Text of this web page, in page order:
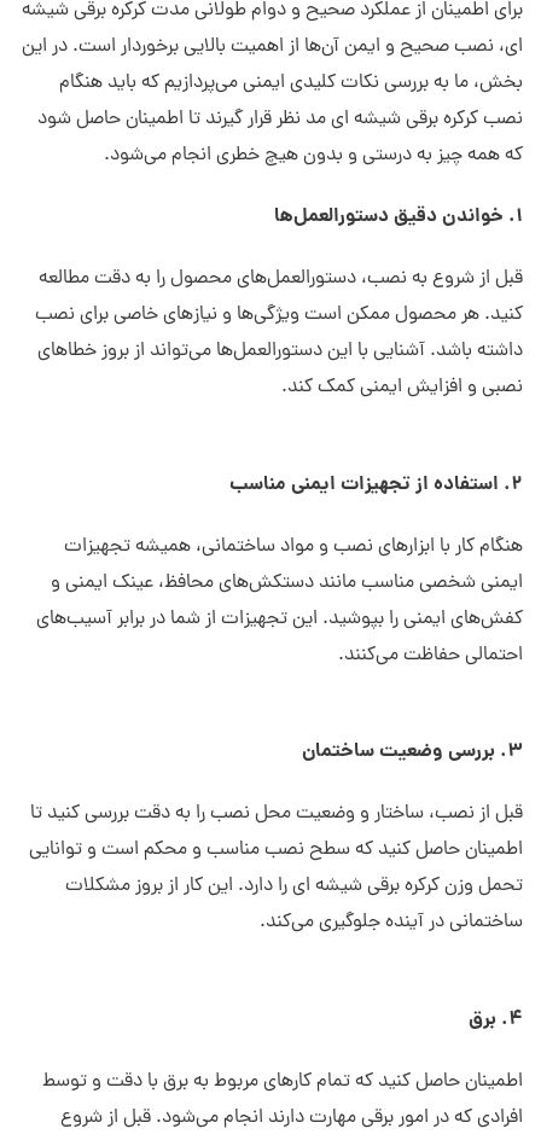
برای اطمینان از عملکرد صحیح و دوام طولانی مدت کرکره برقی شیشه
ای، نصب صحیح و ایمن آن‌ها از اهمیت بالایی برخوردار است. در این
بخش، ما به بررسی نکات کلیدی ایمنی می‌پردازیم که باید هنگام
نصب کرکره برقی شیشه ای مد نظر قرار گیرند تا اطمینان حاصل شود
که همه چیز به درستی و بدون هیچ خطری انجام می‌شود.
1. خواندن دقیق دستورالعمل‌ها
قبل از شروع به نصب، دستورالعمل‌های محصول را به دقت مطالعه
کنید. هر محصول ممکن است ویژگی‌ها و نیازهای خاصی برای نصب
داشته باشد. آشنایی با این دستورالعمل‌ها می‌تواند از بروز خطاهای
نصبی و افزایش ایمنی کمک کند.
2. استفاده از تجهیزات ایمنی مناسب
هنگام کار با ابزارهای نصب و مواد ساختمانی، همیشه تجهیزات
ایمنی شخصی مناسب مانند دستکش‌های محافظ، عینک ایمنی و
کفش‌های ایمنی را بپوشید. این تجهیزات از شما در برابر آسیب‌های
احتمالی حفاظت می‌کنند.
3. بررسی وضعیت ساختمان
قبل از نصب، ساختار و وضعیت محل نصب را به دقت بررسی کنید تا
اطمینان حاصل کنید که سطح نصب مناسب و محکم است و توانایی
تحمل وزن کرکره برقی شیشه ای را دارد. این کار از بروز مشکلات
ساختمانی در آینده جلوگیری می‌کند.
4. برق
اطمینان حاصل کنید که تمام کارهای مربوط به برق با دقت و توسط
افرادی که در امور برقی مهارت دارند انجام می‌شود. قبل از شروع